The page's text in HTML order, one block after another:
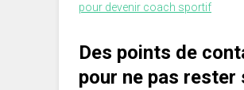
pour devenir coach sportif
Des points de
pour ne pas rester